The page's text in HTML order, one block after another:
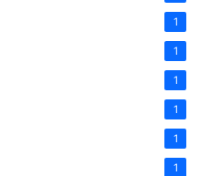
1
1
1
1
1
1